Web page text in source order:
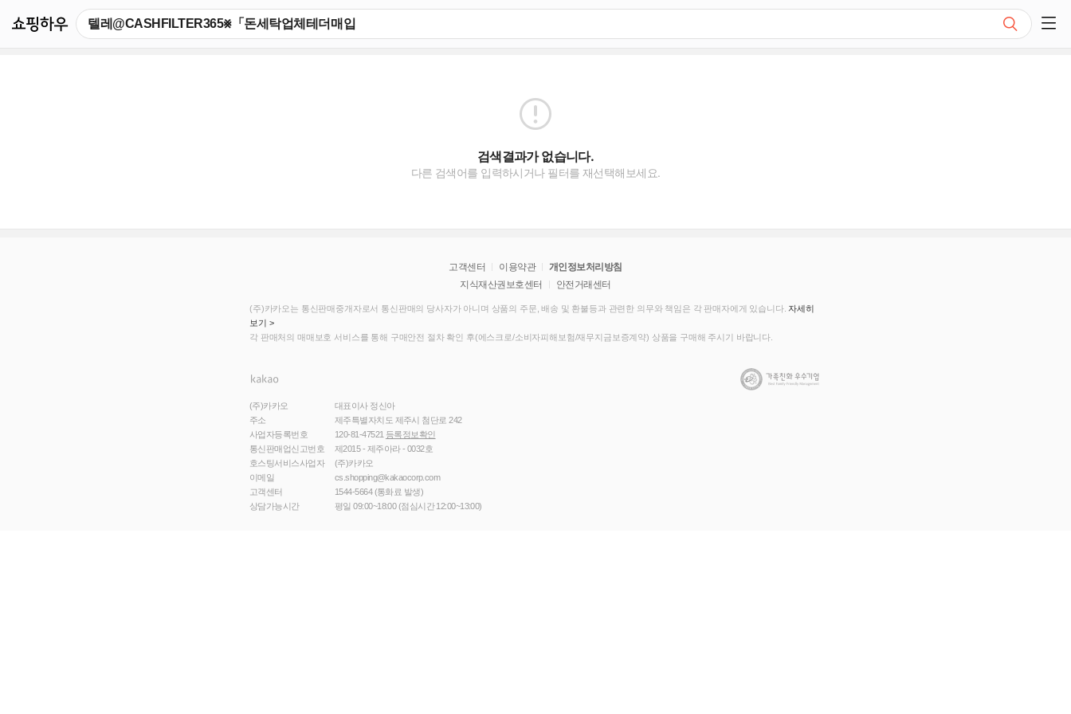
검색결과가 없습니다.
다른 검색어를 입력하시거나 필터를 재선택해보세요.
고객센터 이용약관
개인정보처리방침
지식재산권보호센터
안전거래센터
(주)카카오는 통신판매중개자로서 통신판매의 당사자가 아니며 상품의 주문, 배송 및 환불등과 관련한 의무와 책임은 각 판매자에게 있습니다. 자세히
보기 >
각 판매처의 매매보호 서비스를 통해 구매안전 절차 확인 후(에스크로/소비자피해보험/재무지금보증계약) 상품을 구매해 주시기 바랍니다.
(주)카카오
대표이사 정신아
주소
제주특별자치도 제주시 첨단로 242
사업자등록번호
120-81-47521 등록정보확인
통신판매업신고번호
제2015 - 제주아라 - 0032호
호스팅서비스사업자
(주)카카오
이메일
cs.shopping@kakaocorp.com
고객센터
1544-5664(통화료 발생)
상담가능시간
평일 09:00~18:00 (점심시간 12:00~13:00)